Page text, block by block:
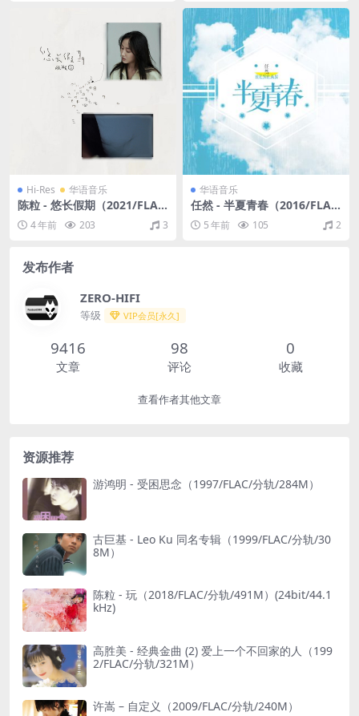
Hi-Res 华语音乐
陈粒 - 悠长假期（2021/FLA
C/分轨/500M）(24bit/48kH
z-16bit/44.1kHz)
4 年前 203 3
华语音乐
任然 - 半夏青春（2016/FLA
C/EP分轨/60M）
5 年前 105 2
发布作者
ZERO-HIFI
等级 VIP会员[永久]
9416
文章
98
评论
0
收藏
查看作者其他文章
资源推荐
游鸿明 - 受困思念（1997/FLAC/分轨/284M）
古巨基 - Leo Ku 同名专辑（1999/FLAC/分轨/30
8M）
陈粒 - 玩（2018/FLAC/分轨/491M）(24bit/44.1
kHz)
高胜美 - 经典金曲 (2) 爱上一个不回家的人（199
2/FLAC/分轨/321M）
许嵩 – 自定义（2009/FLAC/分轨/240M）